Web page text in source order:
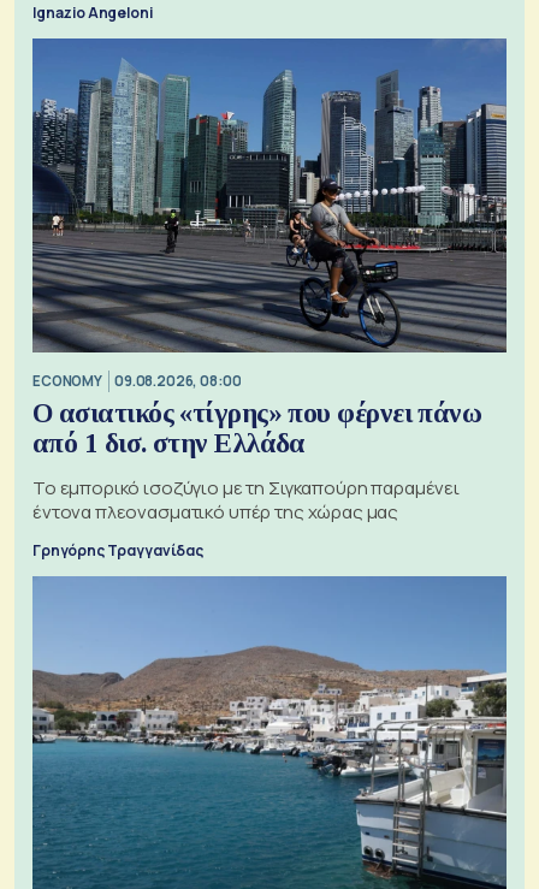
Ignazio Angeloni
ECONOMY 09.08.2026, 08:00
Ο ασιατικός «τίγρης» που φέρνει πάνω
από 1 δισ. στην Ελλάδα
Το εμπορικό ισοζύγιο με τη Σιγκαπούρη παραμένει
έντονα πλεονασματικό υπέρ της χώρας μας
Γρηγόρης Τραγγανίδας